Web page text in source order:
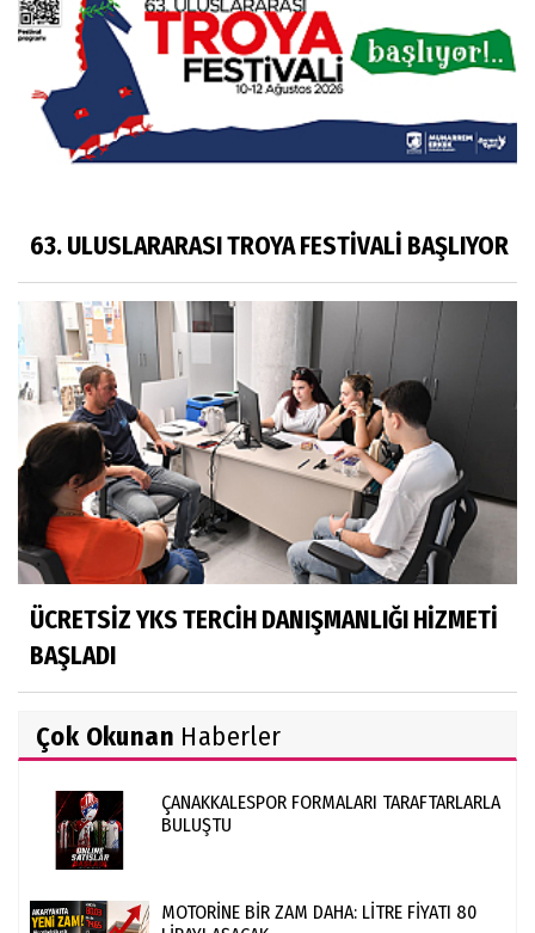
63. ULUSLARARASI TROYA FESTİVALİ BAŞLIYOR
ÜCRETSİZ YKS TERCİH DANIŞMANLIĞI HİZMETİ
BAŞLADI
Çok Okunan Haberler
ÇANAKKALESPOR FORMALARI TARAFTARLARLA
BULUŞTU
MOTORİNE BİR ZAM DAHA: LİTRE FİYATI 80